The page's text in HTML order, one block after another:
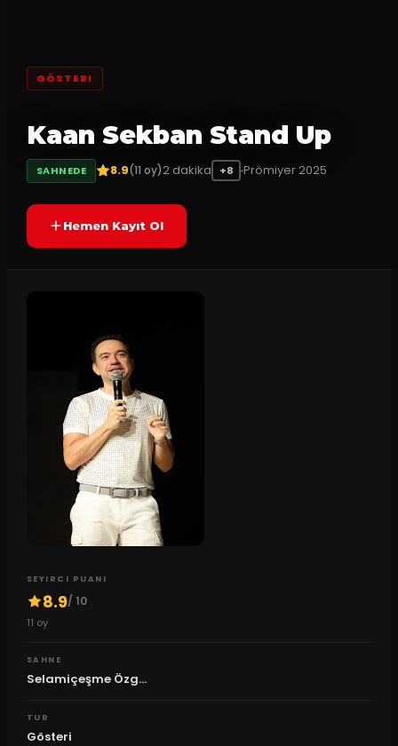
GÖSTERI
Kaan Sekban Stand Up
SAHNEDE 8.9(11 oy)2dakika +8 Prömiyer2025
Hemen Kayıt Ol
SEYIRCI PUANI
8.9/ 10
11 oy
SAHNE
Selamiçeşme Özg...
TUR
Gösteri